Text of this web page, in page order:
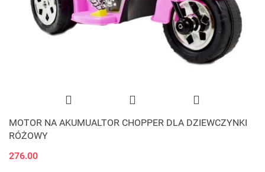
MOTOR NA AKUMUALTOR CHOPPER DLA DZIEWCZYNKI
RÓŻOWY
276.00